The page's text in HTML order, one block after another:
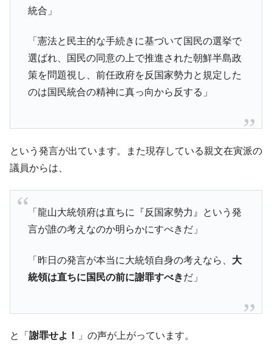
『Money1』
韓国･警察職員が「丸刈りになって抗議活
『Money1』
中国だけが鉄鋼輸出を異常増加させる ⇒ 中
国の過剰生産が世界を蝕む。
ン』1人当たり賠償10万ウォンを認定 ⇒ 総額3兆7,000億
『Money1』
『Money1』
韓国型イージス搭載の次世代駆逐艦
「KDDX」1番艦、2032年竣工と公示
『Money1』
【対日本円】ウォン安が急進！ 日米の協調
に韓国がいっちょがみしたのでは。
『Money1』
韓国政府『BYD』車への補助金を全廃 ⇒ 実
は韓国で『BYD』車は売れている。6カ月で対前年同期比
1.9倍！
在韓米国大使スティールが着韓！⇒ さっそ
く空港に詰めかけ「出て行け！」「極右勢力」のプラカー
ドを掲げる「在韓反米勢力」
統合」
「憲法と民主的な手続きに基づいて国民の選挙で
選ばれ、国民の同意の上で推進された朝鮮半島政
策を問題視し、前任政府を反国家勢力と規定した
のは国民統合の精神に真っ向から反する」
という発言が出ています。また現存している親文在寅派の
議員からは、
「龍山大統領府は直ちに『反国家勢力』という発
言が誰の考えなのか明らかにすべきだ」
「昨日の発言が本当に大統領自身の考えなら、 大
統領は直ちに国民の前に謝罪すべきだ」
と「 謝罪せよ！ 」の声が上がっています。